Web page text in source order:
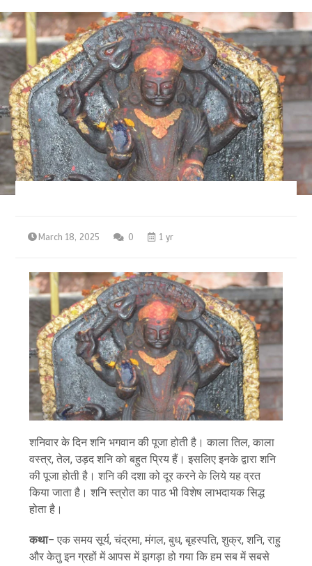
March 18, 2025 0 1 yr
शनिवार के दिन शनि भगवान की पूजा होती है। काला तिल, काला
वस्त्र, तेल, उड़द शनि को बहुत प्रिय हैं। इसलिए इनके द्वारा शनि
की पूजा होती है। शनि की दशा को दूर करने के लिये यह व्रत
किया जाता है। शनि स्त्रोत का पाठ भी विशेष लाभदायक सिद्ध
होता है।
कथा− एक समय सूर्य, चंद्रमा, मंगल, बुध, बृहस्पति, शुक्र, शनि, राहु
और केतु इन ग्रहों में आपस में झगड़ा हो गया कि हम सब में सबसे